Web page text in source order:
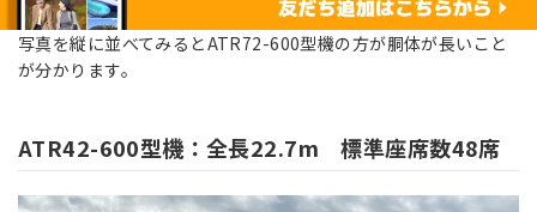
写真を縦に並べてみるとATR72-600型機の方が胴体が長いこと
が分かります。
ATR42-600型機：全長22.7m 標準座席数48席